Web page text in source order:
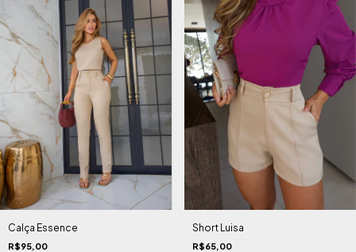
Calça Essence
R$95,00
Short Luisa
R$65,00